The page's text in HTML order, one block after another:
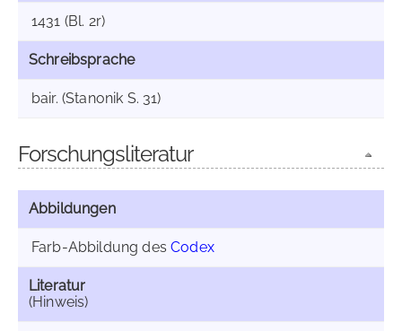
1431 (Bl. 2r)
Schreibsprache
bair. (Stanonik S. 31)
Forschungsliteratur
Abbildungen
Farb-Abbildung desCodex
Literatur
(Hinweis)